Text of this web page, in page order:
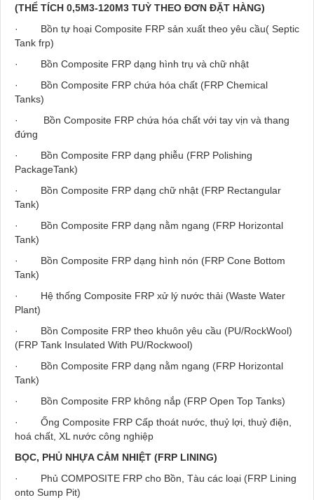
(THỂ TÍCH 0,5M3-120M3 TUỲ THEO ĐƠN ĐẶT HÀNG)
· Bồn tự hoại Composite FRP sản xuất theo yêu cầu( Septic
Tank frp)
· Bồn Composite FRP dạng hình trụ và chữ nhật
· Bồn Composite FRP chứa hóa chất (FRP Chemical
Tanks)
· Bồn Composite FRP chứa hóa chất với tay vịn và thang
đứng
· Bồn Composite FRP dạng phiễu (FRP Polishing
PackageTank)
· Bồn Composite FRP dạng chữ nhật (FRP Rectangular
Tank)
· Bồn Composite FRP dạng nằm ngang (FRP Horizontal
Tank)
· Bồn Composite FRP dạng hình nón (FRP Cone Bottom
Tank)
· Hệ thống Composite FRP xử lý nước thải (Waste Water
Plant)
· Bồn Composite FRP theo khuôn yêu cầu (PU/RockWool)
(FRP Tank Insulated With PU/Rockwool)
· Bồn Composite FRP dạng nằm ngang (FRP Horizontal
Tank)
· Bồn Composite FRP không nắp (FRP Open Top Tanks)
· Ống Composite FRP Cấp thoát nước, thuỷ lợi, thuỷ điện,
hoá chất, XL nước công nghiệp
BỌC, PHỦ NHỰA CẢM NHIỆT (FRP LINING)
· Phủ COMPOSITE FRP cho Bồn, Tàu các loại (FRP Lining
onto Sump Pit)